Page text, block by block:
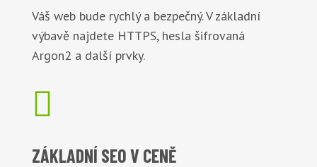
Váš web bude rychlý a bezpečný. V základní
výbavě najdete HTTPS, hesla šifrovaná
Argon2 a další prvky.

ZÁKLADNÍ SEO V CENĚ